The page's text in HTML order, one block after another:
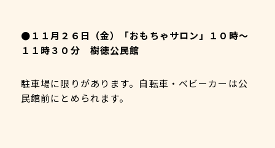
●１１月２６日（金）「おもちゃサロン」１０時～
１１時３０分 樹徳公民館
駐車場に限りがあります。自転車・ベビーカーは公
民館前にとめられます。